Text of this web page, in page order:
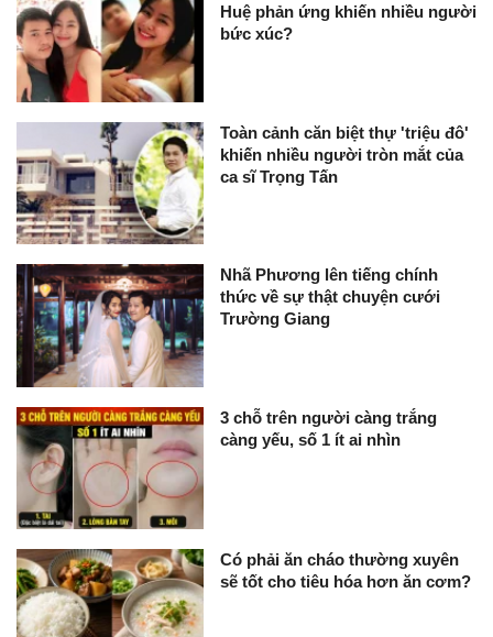
Huệ phản ứng khiến nhiều người
bức xúc?
Toàn cảnh căn biệt thự 'triệu đô'
khiến nhiều người tròn mắt của
ca sĩ Trọng Tấn
Nhã Phương lên tiếng chính
thức về sự thật chuyện cưới
Trường Giang
3 chỗ trên người càng trắng
càng yếu, số 1 ít ai nhìn
Có phải ăn cháo thường xuyên
sẽ tốt cho tiêu hóa hơn ăn cơm?